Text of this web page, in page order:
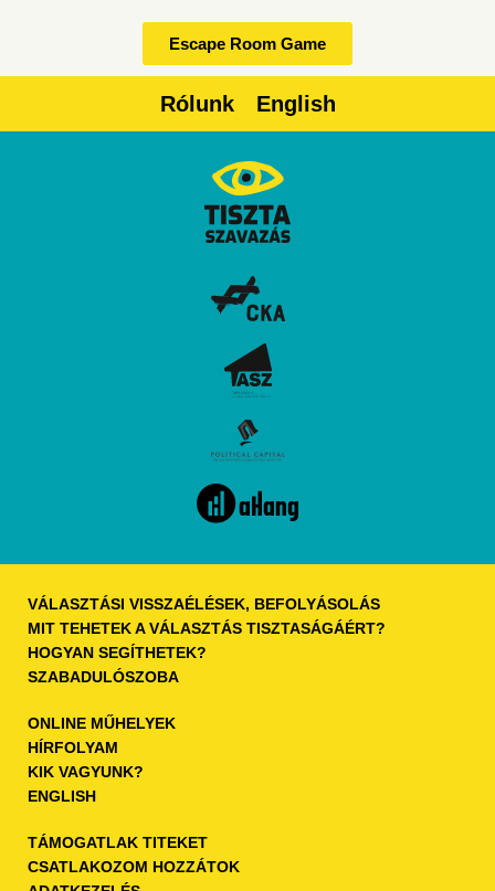
Escape Room Game
Rólunk English
VÁLASZTÁSI VISSZAÉLÉSEK, BEFOLYÁSOLÁS
MIT TEHETEK A VÁLASZTÁS TISZTASÁGÁÉRT?​
HOGYAN SEGÍTHETEK?
SZABADULÓSZOBA
ONLINE MŰHELYEK
HÍRFOLYAM
KIK VAGYUNK?
ENGLISH
TÁMOGATLAK TITEKET
CSATLAKOZOM HOZZÁTOK